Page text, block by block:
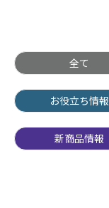
全て
お役立ち情報
新商品情報